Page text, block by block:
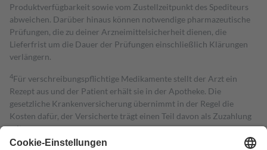
Produktverfügbarkeit sowie vom Zustellzeitpunkt des Spediteurs
abweichen. Darüber hinaus können notwendige pharmazeutische
Prüfungen, die zu deiner Arzneimittelsicherheit dienen, die
Lieferfrist um die Dauer der Prüfungen einschließlich Klärungen
verlängern.
4Für verschreibungspflichtige Medikamente stellt der Arzt ein
Rezept aus und der Patient erhält sie in der Apotheke. Die
gesetzliche Krankenversicherung übernimmt in der Regel die
Kosten dafür, der Versicherte trägt einen Teil davon als Zuzahlung
mit.
Grundsätzlich leisten Mitglieder Zuzahlungen in Höhe von zehn